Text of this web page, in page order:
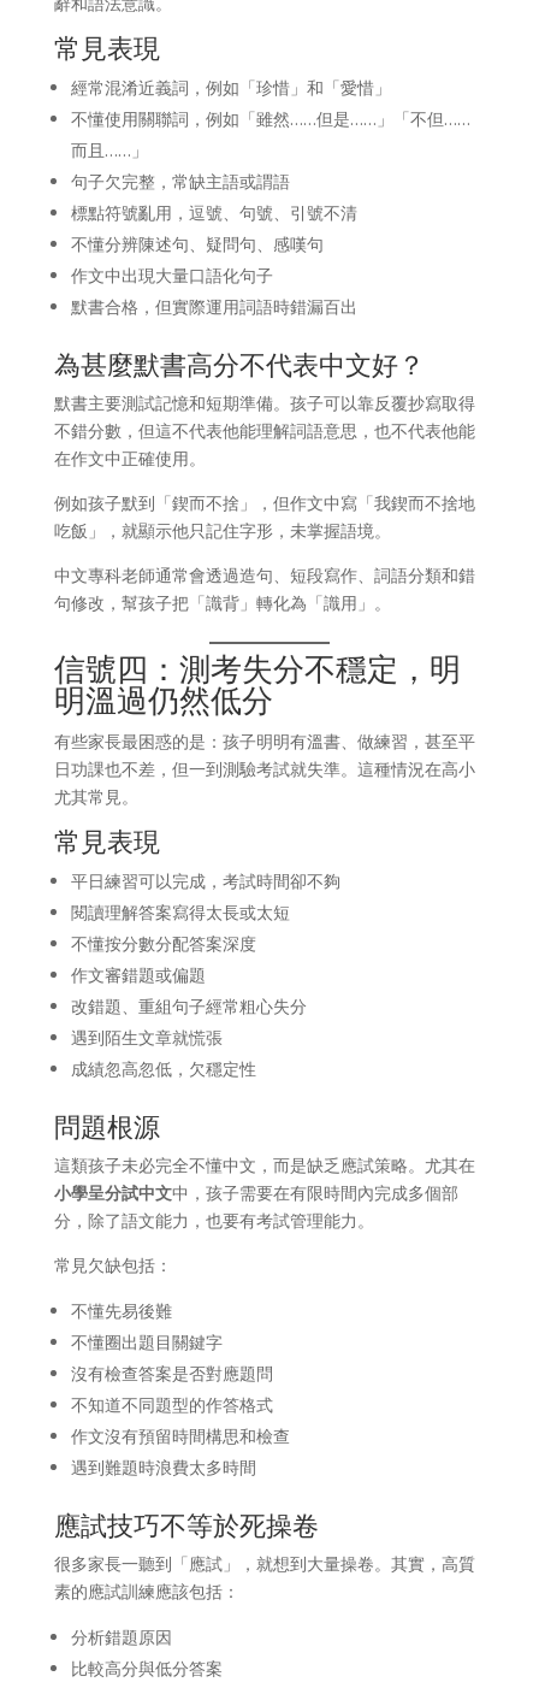
常見表現
經常混淆近義詞，例如「珍惜」和「愛惜」
不懂使用關聯詞，例如「雖然……但是……」「不但……
而且……」
句子欠完整，常缺主語或謂語
標點符號亂用，逗號、句號、引號不清
不懂分辨陳述句、疑問句、感嘆句
作文中出現大量口語化句子
默書合格，但實際運用詞語時錯漏百出
為甚麼默書高分不代表中文好？
默書主要測試記憶和短期準備。孩子可以靠反覆抄寫取得
不錯分數，但這不代表他能理解詞語意思，也不代表他能
在作文中正確使用。
例如孩子默到「鍥而不捨」，但作文中寫「我鍥而不捨地
吃飯」，就顯示他只記住字形，未掌握語境。
中文專科老師通常會透過造句、短段寫作、詞語分類和錯
句修改，幫孩子把「識背」轉化為「識用」。
信號四：測考失分不穩定，明
明溫過仍然低分
有些家長最困惑的是：孩子明明有溫書、做練習，甚至平
日功課也不差，但一到測驗考試就失準。這種情況在高小
尤其常見。
常見表現
平日練習可以完成，考試時間卻不夠
閱讀理解答案寫得太長或太短
不懂按分數分配答案深度
作文審錯題或偏題
改錯題、重組句子經常粗心失分
遇到陌生文章就慌張
成績忽高忽低，欠穩定性
問題根源
這類孩子未必完全不懂中文，而是缺乏應試策略。尤其在
小學呈分試中文中，孩子需要在有限時間內完成多個部
分，除了語文能力，也要有考試管理能力。
常見欠缺包括：
不懂先易後難
不懂圈出題目關鍵字
沒有檢查答案是否對應題問
不知道不同題型的作答格式
作文沒有預留時間構思和檢查
遇到難題時浪費太多時間
應試技巧不等於死操卷
很多家長一聽到「應試」，就想到大量操卷。其實，高質
素的應試訓練應該包括：
分析錯題原因
比較高分與低分答案